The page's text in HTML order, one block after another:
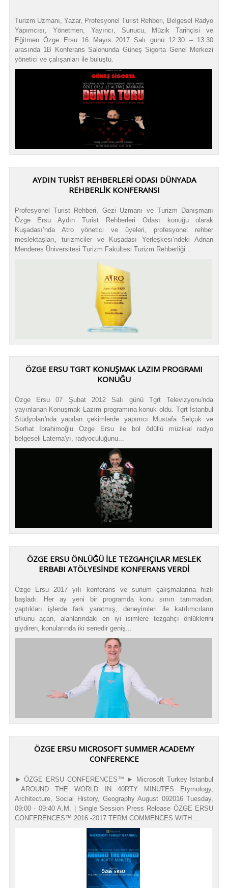
Turizm Uzmanı, Yazar, Profesyonel Turist Rehberi, Belgesel Radyo
Yapımcısı, Yönetmen, Yayıncı, Sunucu, Müzik Tarihçisi ve
Eğitmen Özge Ersu 16 Mayıs 2017 Salı günü 12:30 – 13:30
arasında 1B Konferans Salonunda Güneş Sigorta Genel Merkezi
yönetici ve çalışanları ile buluştu.
AYDIN TURİST REHBERLERİ ODASI DÜNYADA
REHBERLİK KONFERANSI
Profesyonel Turist Rehberi, Gezi Uzmanı ve Turizm Danışmanı
Özge Ersu Aydın Turist Rehberleri Odası konuğu olarak
Kuşadası’nda Atro yönetici ve üyeleri, profesyonel rehber
meslektaşları, turizmciler ve Kuşadası Yerleşkesi’ndeki Adnan
Menderes Üniversitesi Turizm Fakültesi Turizm Rehberliği...
ÖZGE ERSU TGRT KONUŞMAK LAZIM PROGRAMI
KONUĞU
Özge Ersu 07 Şubat 2012 Salı günü Tgrt Televizyonu'nda
yayınlanan Konuşmak Lazım programına konuk oldu. Tgrt İstanbul
Stüdyoları'nda yapılan çekimlerde yapımcı Mustafa Selçuk ve
Serhat İbrahimoğlu Özge Ersu ile bol ödüllü müzikal radyo
belgeseli Laterna'yı, radyoculuğunu...
ÖZGE ERSU ÖNLÜĞÜ İLE TEZGAHÇILAR MESLEK
ERBABI ATÖLYESİNDE KONFERANS VERDİ
Özge Ersu 2017 yılı konferans ve sunum çalışmalarına hızlı
başladı. Her ay yeni bir programda konu sınırı tanımadan,
yaptıkları işlerde fark yaratmış, deneyimleri ile katılımcıların
ufkunu açan, alanlarındaki en iyi isimlere tezgahçı önlüklerini
giydiren, konularında iki senedir geniş...
ÖZGE ERSU MICROSOFT SUMMER ACADEMY
CONFERENCE
► ÖZGE ERSU CONFERENCES™ ► Microsoft Turkey Istanbul
AROUND THE WORLD IN 40RTY MINUTES Etymology,
Architecture, Social History, Geography August 092016 Tuesday,
09:00 - 09:40 A.M. | Single Session Press Release ÖZGE ERSU
CONFERENCES™ 2016 -2017 TERM COMMENCES WITH ...